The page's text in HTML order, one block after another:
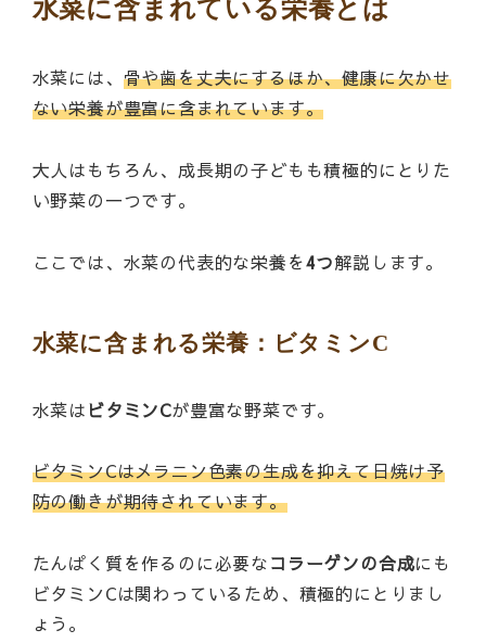
水菜に含まれている栄養とは
水菜には、 骨や歯を丈夫にするほか、健康に欠かせ
ない栄養が豊富に含まれています。
大人はもちろん、成長期の子どもも積極的にとりた
い野菜の一つです。
ここでは、水菜の代表的な栄養を4つ解説します。
水菜に含まれる栄養：ビタミンC
水菜はビタミンCが豊富な野菜です。
ビタミンCはメラニン色素の生成を抑えて日焼け予
防の働きが期待されています。
たんぱく質を作るのに必要なコラーゲンの合成にも
ビタミンCは関わっているため、積極的にとりまし
ょう。